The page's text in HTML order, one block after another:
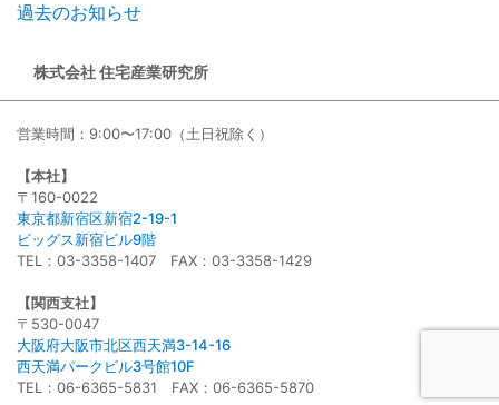
過去のお知らせ
株式会社 住宅産業研究所
営業時間：9:00〜17:00（土日祝除く）
【本社】
〒160-0022
東京都新宿区新宿2-19-1
ビッグス新宿ビル9階
TEL：03-3358-1407 FAX：03-3358-1429
【関西支社】
〒530-0047
大阪府大阪市北区西天満3-14-16
西天満パークビル3号館10F
TEL：06-6365-5831 FAX：06-6365-5870